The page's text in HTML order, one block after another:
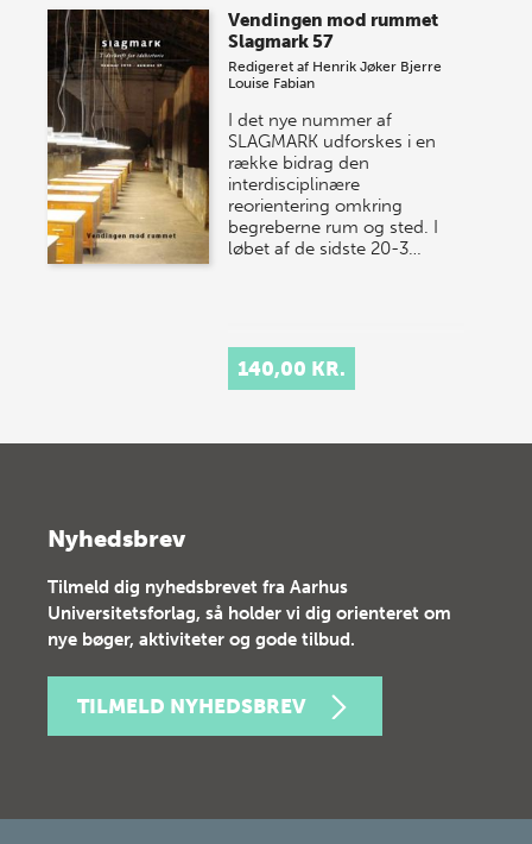
Vendingen mod rummet
Slagmark 57
Redigeret af Henrik Jøker Bjerre
Louise Fabian
I det nye nummer af
SLAGMARK udforskes i en
række bidrag den
interdisciplinære
reorientering omkring
begreberne rum og sted. I
løbet af de sidste 20-3…
140,00 KR.
Nyhedsbrev
Tilmeld dig nyhedsbrevet fra Aarhus
Universitetsforlag, så holder vi dig orienteret om
nye bøger, aktiviteter og gode tilbud.
TILMELD NYHEDSBREV